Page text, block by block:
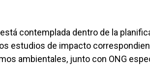
contemplada dentro de la
estudios de impacto
ambientales, junto con ONG